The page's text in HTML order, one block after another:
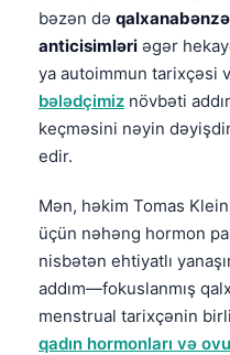
bəzən də
anticisimləri əgər
ya autoimmun tarixçəsi
bələdçimiz növbəti
keçməsini nəyin
edir.
Mən, həkim Tomas
üçün nəhəng hormon
nisbətən ehtiyatlı
addım—fokuslanmış
menstrual tarixçənin
qadın hormonları və
العربية المغربية
Afrikaans
Монгол
ພາສາລາວ
ئۇيغۇرچە
Кыргызча
Татар теле
Беларуская мова